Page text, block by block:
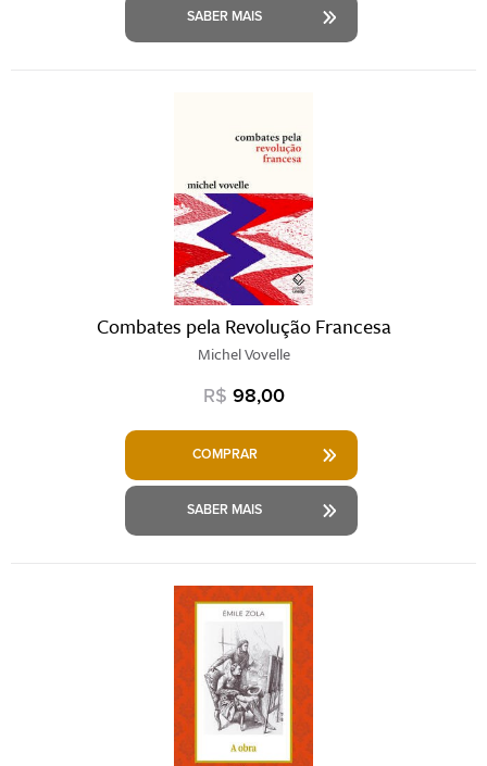
SABER MAIS
Combates pela Revolução Francesa
Michel Vovelle
R$ 98,00
COMPRAR
SABER MAIS